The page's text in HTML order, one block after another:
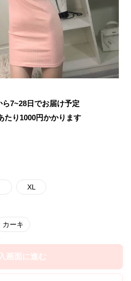
ら7~28日でお届け予定
たり 1000円かかります
XL
カーキ
入画面に進む